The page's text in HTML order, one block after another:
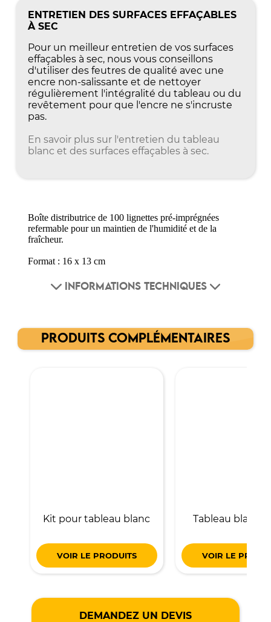
ENTRETIEN DES SURFACES EFFAÇABLES
À SEC
Pour un meilleur entretien de vos surfaces
effaçables à sec, nous vous conseillons
d'utiliser des feutres de qualité avec une
encre non-salissante et de nettoyer
régulièrement l'intégralité du tableau ou du
revêtement pour que l'encre ne s'incruste
pas.
En savoir plus sur l'entretien du tableau
blanc et des surfaces effaçables à sec.
Boîte distributrice de 100 lignettes pré-imprégnées
refermable pour un maintien de l'humidité et de la
fraîcheur.
Format : 16 x 13 cm
INFORMATIONS TECHNIQUES
PRODUITS COMPLÉMENTAIRES
Kit pour tableau blanc
VOIR LE PRODUITS
Tableau blanc
VOIR LE
DEMANDEZ UN DEVIS